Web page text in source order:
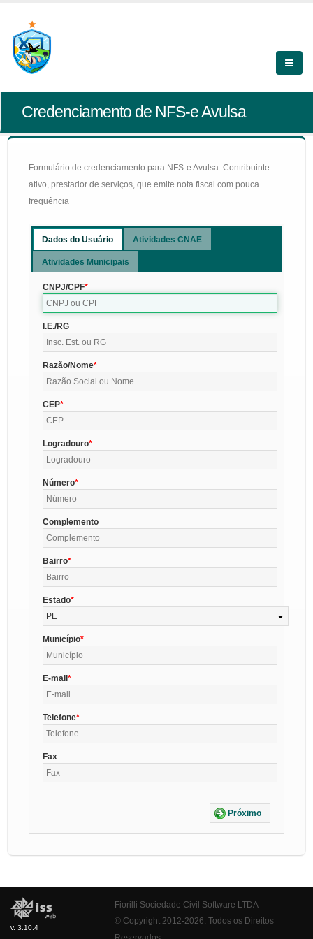
Credenciamento de NFS-e Avulsa
Formulário de credenciamento para NFS-e Avulsa: Contribuinte
ativo, prestador de serviços, que emite nota fiscal com pouca
frequência
Dados do Usuário Atividades CNAE
Atividades Municipais
CNPJ/CPF
I.E./RG
Razão/Nome
CEP
Logradouro
Número
Complemento
Bairro
Estado
PE
Município
E-mail
Telefone
Fax
Próximo
v. 3.10.4
Fiorilli Sociedade Civil Software LTDA
© Copyright 2012-2026. Todos os Direitos